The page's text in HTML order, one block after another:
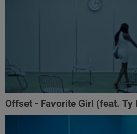
Offset - Favorite Girl (feat. Ty